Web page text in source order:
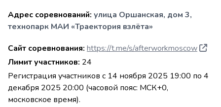
Адрес соревнований: улица Оршанская, дом 3,
технопарк МАИ «Траектория взлёта»
Сайт соревнования: https://t.me/s/afterworkmoscow
Лимит участников: 24
Регистрация участников с 14 ноября 2025 19:00 по 4
декабря 2025 20:00 (часовой пояс: МСК+0,
московское время).